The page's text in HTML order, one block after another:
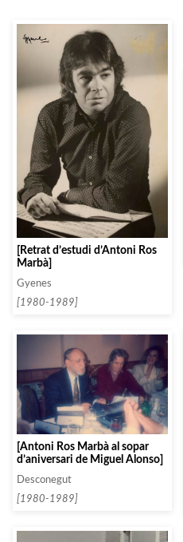
[Retrat d’estudi d’Antoni Ros
Marbà]
Gyenes
[1980-1989]
[Antoni Ros Marbà al sopar
d’aniversari de Miguel Alonso]
Desconegut
[1980-1989]